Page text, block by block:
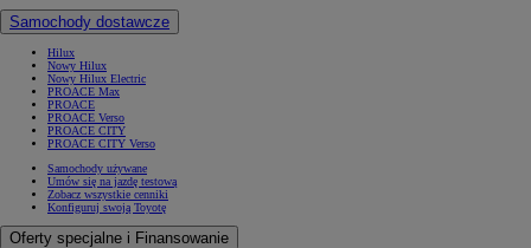
Samochody dostawcze
Hilux
Nowy Hilux
Nowy Hilux Electric
PROACE Max
PROACE
PROACE Verso
PROACE CITY
PROACE CITY Verso
Samochody używane
Umów się na jazdę testową
Zobacz wszystkie cenniki
Konfiguruj swoją Toyotę
Oferty specjalne i Finansowanie